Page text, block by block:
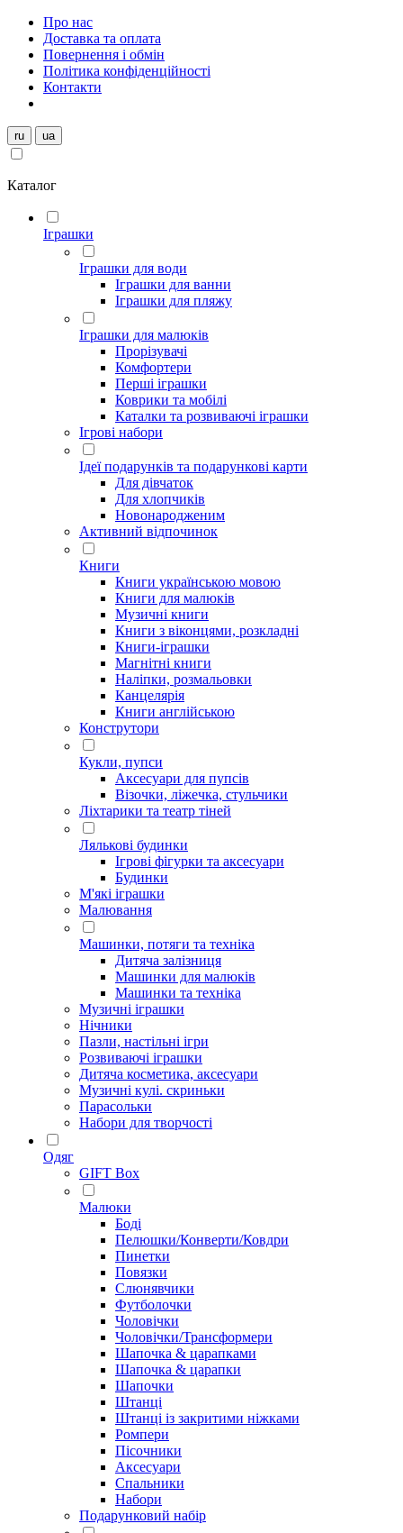
Про нас
Доставка та оплата
Повернення і обмін
Політика конфіденційності
Контакти
ru ua
Каталог
Іграшки
Іграшки для води
Іграшки для ванни
Іграшки для пляжу
Іграшки для малюків
Прорізувачі
Комфортери
Перші іграшки
Коврики та мобілі
Каталки та розвиваючі іграшки
Ігрові набори
Ідеї ​​подарунків та подарункові карти
Для дівчаток
Для хлопчиків
Новонародженим
Активний відпочинок
Книги
Книги українською мовою
Книги для малюків
Музичні книги
Книги з віконцями, розкладні
Книги-іграшки
Магнітні книги
Наліпки, розмальовки
Канцелярія
Книги англійською
Конструтори
Кукли, пупси
Аксесуари для пупсів
Візочки, ліжечка, стульчики
Ліхтарики та театр тіней
Лялькові будинки
Ігрові фігурки та аксесуари
Будинки
М'які іграшки
Малювання
Машинки, потяги та техніка
Дитяча залізниця
Машинки для малюків
Машинки та техніка
Музичні іграшки
Нічники
Пазли, настільні ігри
Розвиваючі іграшки
Дитяча косметика, аксесуари
Музичні кулі. скриньки
Парасольки
Набори для творчості
Одяг
GIFT Box
Малюки
Боді
Пелюшки/Конверти/Ковдри
Пинетки
Повязки
Слюнявчики
Футболочки
Чоловічки
Чоловічки/Трансформери
Шапочка & царапками
Шапочка & царапки
Шапочки
Штанці
Штанці із закритими ніжками
Ромпери
Пісочники
Аксесуари
Спальники
Набори
Подарунковий набір